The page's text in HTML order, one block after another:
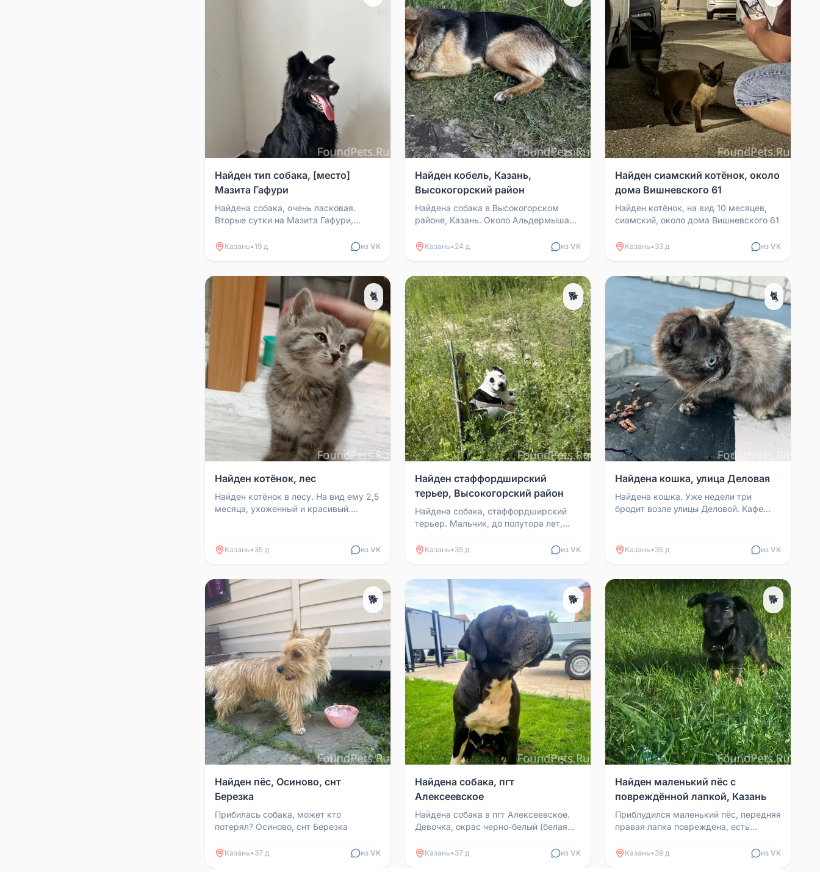
Найден тип собака, [место]
Мазита Гафури
Найдена собака, очень ласковая.
Вторые сутки на Мазита Гафури,
Казань•19 д из VK
Найден кобель, Казань,
Высокогорский район
Найдена собака в Высокогорском
районе, Казань. Около Альдермыша
нем хороший кожаный ош...
Казань• 24 д из VK
Найден сиамский котёнок, около
дома Вишневского 61
Найден котёнок, на вид 10 месяцев,
сиамский, около дома Вишневского 61
Казань• 33 д из VK
🐈
Найден котёнок, лес
Найден котёнок в лесу. На вид ему 2,5
месяца, ухоженный и красивый.
Казань• 35 д из VK
🐕
Найден стаффордширский
терьер, Высокогорский район
Найдена собака, стаффордширский
терьер. Мальчик, до полутора лет,
поводком. Пролежал п...
Казань• 35 д из VK
🐈
Найдена кошка, улица Деловая
Найдена кошка. Уже недели три
бродит возле улицы Деловой. Кафе
Казань• 35 д из VK
🐕
Найден пёс, Осиново, снт
Березка
Прибилась собака, может кто
потерял? Осиново, снт Березка
Казань• 37 д из VK
🐕
Найдена собака, пгт
Алексеевское
Найдена собака в пгт Алексеевское.
Девочка, окрас черно-белый (белая
белые носочки на п...
Казань• 37 д из VK
🐕
Найден маленький пёс с
повреждённой лапкой, Казань
Приблудился маленький пёс, передняя
правая лапка повреждена, есть
дождём. Может быть...
Казань• 39 д из VK